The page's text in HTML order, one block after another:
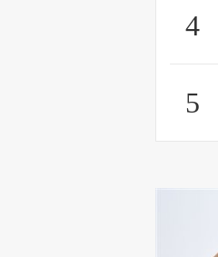
4
5